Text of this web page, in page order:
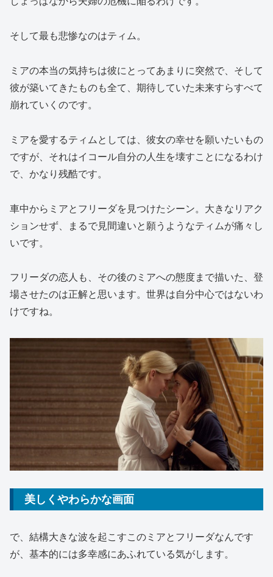
そして最も悲惨なのはティム。
ミアの本当の気持ちは彼にとってあまりに突然で、そして
彼が築いてきたものも全て、期待していた未来すらすべて
崩れていくのです。
ミアを愛するティムとしては、彼女の幸せを願いたいもの
ですが、それはイコール自分の人生を壊すことになるわけ
で、かなり残酷です。
車中からミアとフリーダを見つけたシーン。大きなリアク
ションせず、まるで見間違いと願うようなティムが痛々し
いです。
フリーダの恋人も、その後のミアへの態度まで描いた、登
場させたのは正解と思います。世界は自分中心ではないわ
けですね。
美しくやわらかな画面
で、結構大きな波を起こすこのミアとフリーダなんです
が、基本的には多幸感にあふれている気がします。